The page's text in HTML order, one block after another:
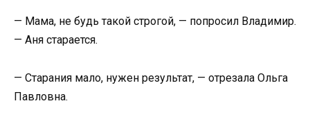
— Мама, не будь такой строгой, — попросил Владимир.
— Аня старается.
— Старания мало, нужен результат, — отрезала Ольга
Павловна.